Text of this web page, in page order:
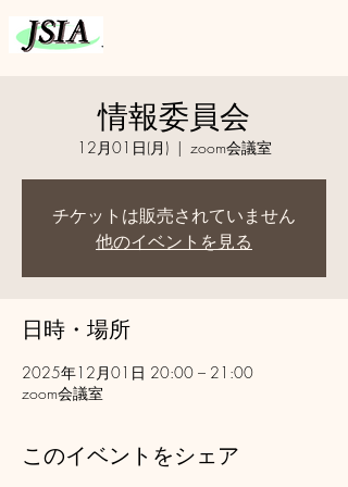
情報委員会
12月01日(月)
  |
zoom会議室
チケットは販売されていません
他のイベントを見る
日時・場所
2025年12月01日 20:00 – 21:00
zoom会議室
このイベントをシェア